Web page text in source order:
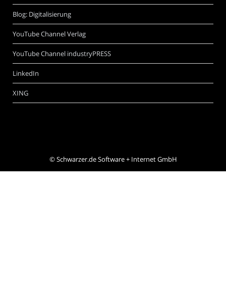
Blog: Digitalisierung
YouTube Channel Verlag
YouTube Channel industryPRESS
LinkedIn
XING
©Schwarzer.de Software + Internet GmbH